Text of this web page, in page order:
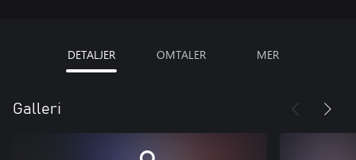
DETALJER OMTALER MER
Galleri